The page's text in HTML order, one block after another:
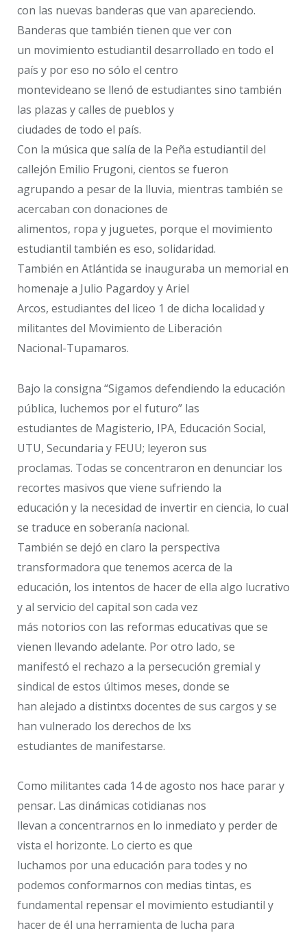
con las nuevas banderas que van apareciendo.
Banderas que también tienen que ver con
un movimiento estudiantil desarrollado en todo el
país y por eso no sólo el centro
montevideano se llenó de estudiantes sino también
las plazas y calles de pueblos y
ciudades de todo el país.
Con la música que salía de la Peña estudiantil del
callejón Emilio Frugoni, cientos se fueron
agrupando a pesar de la lluvia, mientras también se
acercaban con donaciones de
alimentos, ropa y juguetes, porque el movimiento
estudiantil también es eso, solidaridad.
También en Atlántida se inauguraba un memorial en
homenaje a Julio Pagardoy y Ariel
Arcos, estudiantes del liceo 1 de dicha localidad y
militantes del Movimiento de Liberación
Nacional-Tupamaros.
Bajo la consigna “Sigamos defendiendo la educación
pública, luchemos por el futuro” las
estudiantes de Magisterio, IPA, Educación Social,
UTU, Secundaria y FEUU; leyeron sus
proclamas. Todas se concentraron en denunciar los
recortes masivos que viene sufriendo la
educación y la necesidad de invertir en ciencia, lo cual
se traduce en soberanía nacional.
También se dejó en claro la perspectiva
transformadora que tenemos acerca de la
educación, los intentos de hacer de ella algo lucrativo
y al servicio del capital son cada vez
más notorios con las reformas educativas que se
vienen llevando adelante. Por otro lado, se
manifestó el rechazo a la persecución gremial y
sindical de estos últimos meses, donde se
han alejado a distintxs docentes de sus cargos y se
han vulnerado los derechos de lxs
estudiantes de manifestarse.
Como militantes cada 14 de agosto nos hace parar y
pensar. Las dinámicas cotidianas nos
llevan a concentrarnos en lo inmediato y perder de
vista el horizonte. Lo cierto es que
luchamos por una educación para todes y no
podemos conformarnos con medias tintas, es
fundamental repensar el movimiento estudiantil y
hacer de él una herramienta de lucha para